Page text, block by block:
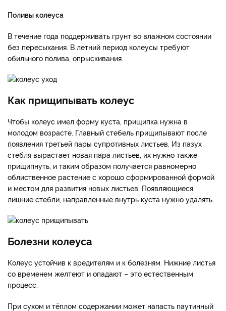
Поливы колеуса
В течение года поддерживать грунт во влажном состоянии
без пересыхания. В летний период колеусы требуют
обильного полива, опрыскивания.
Как прищипывать колеус
Чтобы колеус имел форму куста, прищипка нужна в
молодом возрасте. Главный стебель прищипывают после
появления третьей пары супротивных листьев. Из пазух
стебля вырастает новая пара листьев, их нужно также
прищипнуть, и таким образом получается равномерно
облиственное растение с хорошо сформированной формой
и местом для развития новых листьев. Появляющиеся
лишние стебли, направленные внутрь куста нужно удалять.
Болезни колеуса
Колеус устойчив к вредителям и к болезням. Нижние листья
со временем желтеют и опадают – это естественным
процесс.
При сухом и тёплом содержании может напасть паутинный